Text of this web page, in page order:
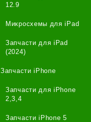
12.9
Микросхемы для iPad
Запчасти для iPad
(2024)
Запчасти iPhone
Запчасти для iPhone
2,3,4
Запчасти iPhone 5